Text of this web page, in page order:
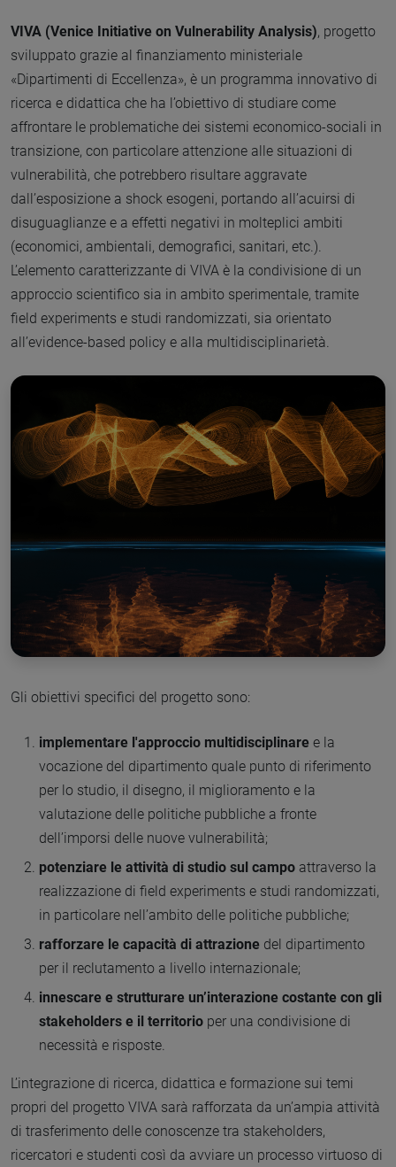
VIVA (Venice Initiative on Vulnerability Analysis), progetto
sviluppato grazie al finanziamento ministeriale
«Dipartimenti di Eccellenza», è un programma innovativo di
ricerca e didattica che ha l’obiettivo di studiare come
affrontare le problematiche dei sistemi economico-sociali in
transizione, con particolare attenzione alle situazioni di
vulnerabilità, che potrebbero risultare aggravate
dall’esposizione a shock esogeni, portando all’acuirsi di
disuguaglianze e a effetti negativi in molteplici ambiti
(economici, ambientali, demografici, sanitari, etc.).
L’elemento caratterizzante di VIVA è la condivisione di un
approccio scientifico sia in ambito sperimentale, tramite
field experiments e studi randomizzati, sia orientato
all’evidence-based policy e alla multidisciplinarietà.
Gli obiettivi specifici del progetto sono:
implementare l'approccio multidisciplinare e la
vocazione del dipartimento quale punto di riferimento
per lo studio, il disegno, il miglioramento e la
valutazione delle politiche pubbliche a fronte
dell’imporsi delle nuove vulnerabilità;
potenziare le attività di studio sul campo attraverso la
realizzazione di field experiments e studi randomizzati,
in particolare nell’ambito delle politiche pubbliche;
rafforzare le capacità di attrazione del dipartimento
per il reclutamento a livello internazionale;
innescare e strutturare un’interazione costante con gli
stakeholders e il territorio per una condivisione di
necessità e risposte.
L’integrazione di ricerca, didattica e formazione sui temi
propri del progetto VIVA sarà rafforzata da un’ampia attività
di trasferimento delle conoscenze tra stakeholders,
ricercatori e studenti così da avviare un processo virtuoso di